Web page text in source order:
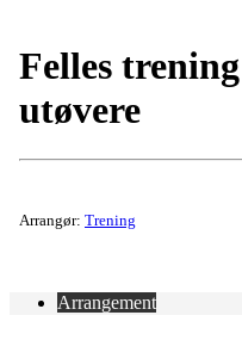
Felles
utøvere
Arrangør: Trening
Arrangement